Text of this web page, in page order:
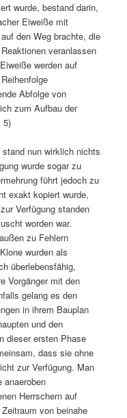
wurde, bestand darin,
Eiweiße mit
den Weg brachte, die
veranlassen
werden auf
Abfolge von
zum Aufbau der
5)
nun wirklich nichts
wurde sogar zu
führt jedoch zu
exakt kopiert wurde,
Verfügung standen
worden war.
zu Fehlern
wurden als
überlebensfähig,
Vorgänger mit den
gelang es den
in ihrem Bauplan
und den
dieser ersten Phase
dass sie ohne
zur Verfügung. Man
anaeroben
Herrschern auf
von beinahe